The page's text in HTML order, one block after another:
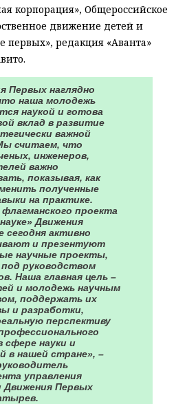
корпорация», Общероссийское
движение детей и
редакция «Аванта»
Первых наглядно
наша молодежь
наукой и готова
вклад в развитие
важной
считаем, что
инженеров,
важно
показывая, как
полученные
на практике.
проекта
Движения
сегодня активно
и презентуют
научные проекты,
руководством
Наша главная цель –
и молодежь научным
поддержать их
и разработки,
перспективу
сфере науки и
в нашей стране», –
управления
Движения Первых